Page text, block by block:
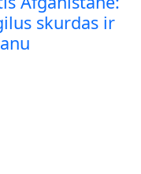
skurdas ir